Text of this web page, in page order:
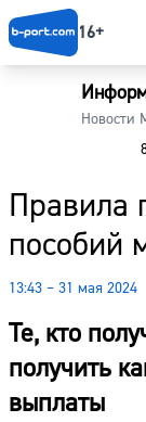
16+
Новости
Правила
пособий
13:43 – 31 мая 2024
Те, кто
получить
выплаты
Наши
Погода
Курсы